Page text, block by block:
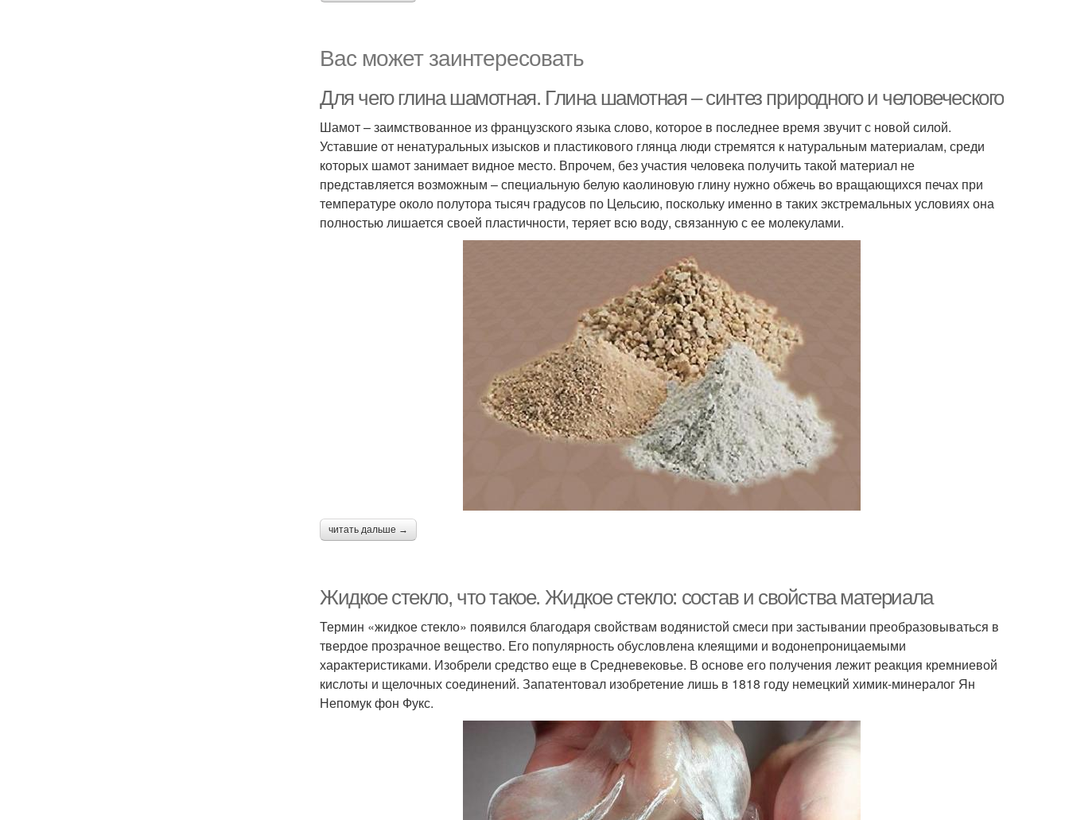
Вас может заинтересовать
Для чего глина шамотная. Глина шамотная – синтез природного и человеческого
Шамот – заимствованное из французского языка слово, которое в последнее время звучит с новой силой.
Уставшие от ненатуральных изысков и пластикового глянца люди стремятся к натуральным материалам, среди
которых шамот занимает видное место. Впрочем, без участия человека получить такой материал не
представляется возможным – специальную белую каолиновую глину нужно обжечь во вращающихся печах при
температуре около полутора тысяч градусов по Цельсию, поскольку именно в таких экстремальных условиях она
полностью лишается своей пластичности, теряет всю воду, связанную с ее молекулами.
читать дальше →
Жидкое стекло, что такое. Жидкое стекло: состав и свойства материала
Термин «жидкое стекло» появился благодаря свойствам водянистой смеси при застывании преобразовываться в
твердое прозрачное вещество. Его популярность обусловлена клеящими и водонепроницаемыми
характеристиками. Изобрели средство еще в Средневековье. В основе его получения лежит реакция кремниевой
кислоты и щелочных соединений. Запатентовал изобретение лишь в 1818 году немецкий химик-минералог Ян
Непомук фон Фукс.